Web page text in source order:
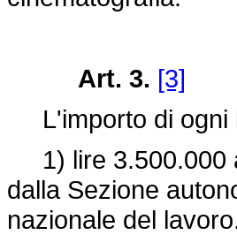
Art. 3. [3]
L'importo di ogni
1) lire 3.500.000
dalla Sezione
nazionale del